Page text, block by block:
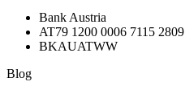
Bank Austria
AT79 1200 0006 7115 2809
BKAUATWW
Blog